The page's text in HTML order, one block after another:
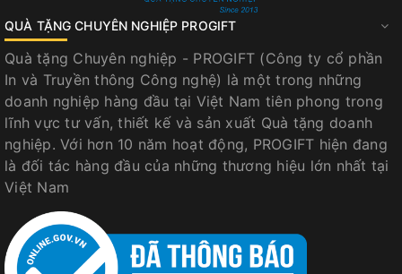
QUÀ TẶNG CHUYÊN NGHIỆP PROGIFT
Quà tặng Chuyên nghiệp - PROGIFT (Công ty cổ phần
In và Truyền thông Công nghệ) là một trong những
doanh nghiệp hàng đầu tại Việt Nam tiên phong trong
lĩnh vực tư vấn, thiết kế và sản xuất Quà tặng doanh
nghiệp. Với hơn 10 năm hoạt động, PROGIFT hiện đang
là đối tác hàng đầu của những thương hiệu lớn nhất tại
Việt Nam